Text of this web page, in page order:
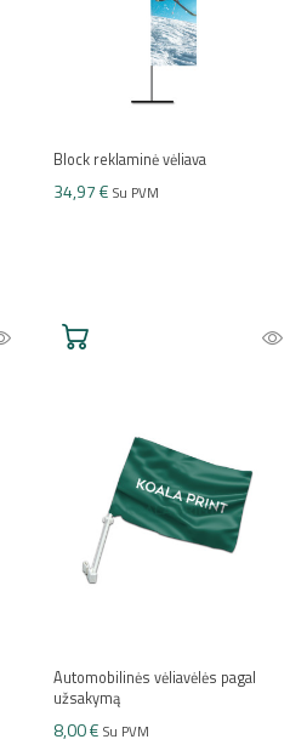
Block reklaminė vėliava
34,97 € Su PVM
Automobilinės vėliavėlės pagal
užsakymą
8,00 € Su PVM